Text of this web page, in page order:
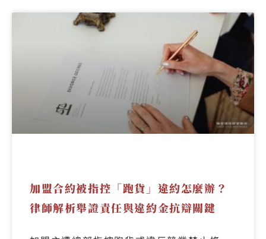
加盟合約被指控「跑貨」違約怎麼辦？
律師解析舉證責任與違約金抗辯關鍵